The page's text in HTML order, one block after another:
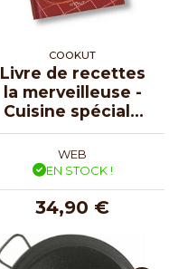
COOKUT
Livre de recettes
la merveilleuse -
Cuisine spéciale
inox
WEB
EN STOCK !
34,90 €